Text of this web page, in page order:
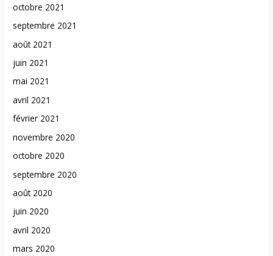
octobre 2021
septembre 2021
août 2021
juin 2021
mai 2021
avril 2021
février 2021
novembre 2020
octobre 2020
septembre 2020
août 2020
juin 2020
avril 2020
mars 2020